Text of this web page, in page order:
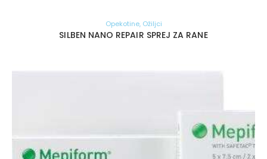
Opekotine, Ožiljci
SILBEN NANO REPAIR SPREJ ZA RANE